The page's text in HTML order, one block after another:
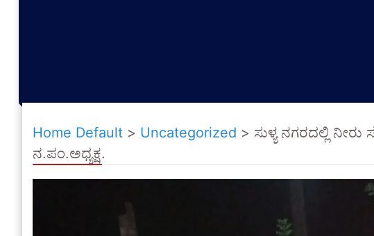
Home Default > Uncategorized > ಸುಳ್ಯ ನಗರದಲ್ಲಿ
ನ.ಪಂ.ಅಧ್ಯಕ್ಷ.